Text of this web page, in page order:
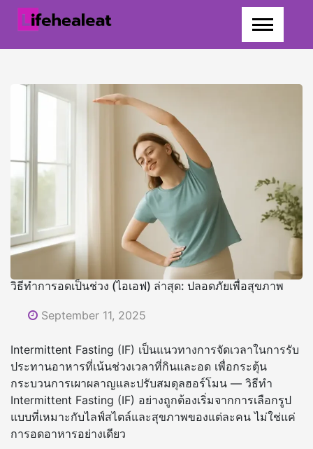
Skip
วิธีทำการอดเป็นช่วง (ไอเอฟ) ล่าสุด: ปลอดภัยเพื่อสุขภาพ
September 11, 2025
Intermittent Fasting (IF) เป็นแนวทางการจัดเวลาในการรับ
ประทานอาหารที่เน้นช่วงเวลาที่กินและอด เพื่อกระตุ้น
กระบวนการเผาผลาญและปรับสมดุลฮอร์โมน — วิธีทำ
Intermittent Fasting (IF) อย่างถูกต้องเริ่มจากการเลือกรูป
แบบที่เหมาะกับไลฟ์สไตล์และสุขภาพของแต่ละคน ไม่ใช่แค่
การอดอาหารอย่างเดียว